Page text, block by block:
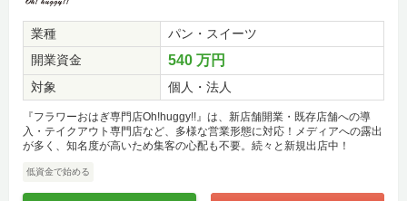
業種
パン・スイーツ
開業資金
540 万円
対象 個人・法人
『フラワーおはぎ専門店Oh!huggy!!』は、新店舗開業・既存店舗への導
入・テイクアウト専門店など、多様な営業形態に対応！メディアへの露出
が多く、知名度が高いため集客の心配も不要。続々と新規出店中！
低資金で始める